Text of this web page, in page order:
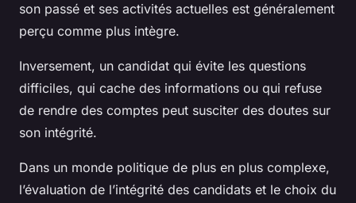
son passé et ses activités actuelles est généralement
perçu comme plus intègre.
Inversement, un candidat qui évite les questions
difficiles, qui cache des informations ou qui refuse
de rendre des comptes peut susciter des doutes sur
son intégrité.
Dans un monde politique de plus en plus complexe,
l’évaluation de l’intégrité des candidats et le choix du